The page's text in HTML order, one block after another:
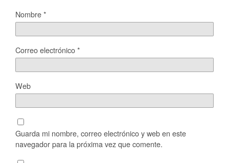
Nombre*
Correo electrónico*
Web
Guarda mi nombre, correo electrónico y web en este
navegador para la próxima vez que comente.